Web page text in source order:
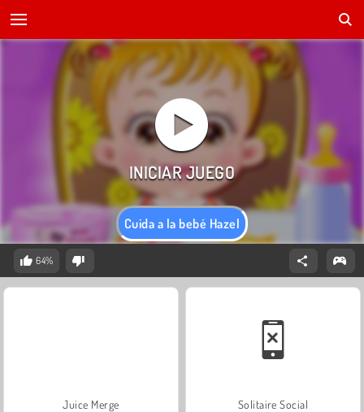
Cuida a la bebé Hazel
64%
Juice Merge Solitaire Social